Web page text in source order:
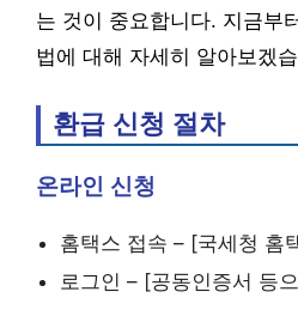
는 것이 중요합니다. 지금부
법에 대해 자세히 알아보겠
환급 신청 절차
온라인 신청
홈택스 접속 – [국세청 홈
로그인 – [공동인증서 등